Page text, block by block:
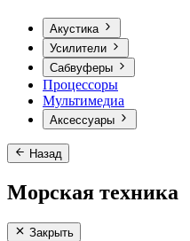
Акустика
Усилители
Сабвуферы
Процессоры
Мультимедиа
Аксессуары
Назад
Морская техника
Закрыть